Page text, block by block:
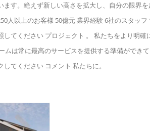
ます。絶えず新しい高さを拡大し、自分の限界
人以上のお客様 50億元 業界経験 6社のスタッ
してください プロジェクト 。 私たちをより明
ムは常に最高のサービスを提供する準備ができ
てください コメント 私たちに。